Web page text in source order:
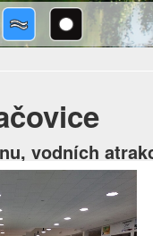
vodních